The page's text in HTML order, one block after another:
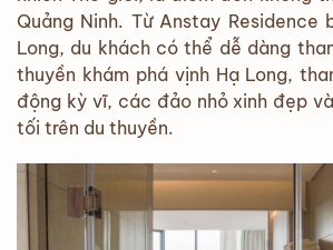
Quảng Ninh. Từ Anstay Residence
Long, du khách có thể dễ dàng
thuyền khám phá vịnh Hạ Long,
động kỳ vĩ, các đảo nhỏ xinh đẹp
tối trên du thuyền.